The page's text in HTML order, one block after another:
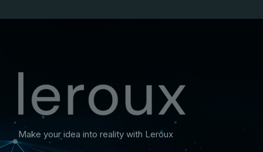
Make your idea into reality with Leroux